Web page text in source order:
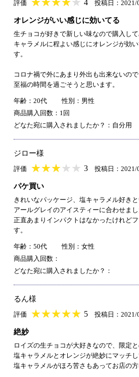
評価 4 投稿日：2021/
オレンジがいい感じに効いてる
生チョコが好きで新しい味なので購入して
キャラメルに程よい感じにオレンジが効
す。
コロナ禍で外にあまり外出も出来ないの
至福の時間を過ごそうと思います。
年齢：20代
性別：男性
商品購入回数：1回
どなた宛に購入されましたか？：自分用
ジロー様
評価 ★★★★★
★★★★★ 3 投稿日：2021/
パケ買い
きれいなパッケージ、塩キャラメル好きと
アールグレイのアイスティーに合わせまし
正直あまりインパクトはなかったけれど
す。
年齢：50代
性別：女性
商品購入回数：
どなた宛に購入されましたか？：
るん様
評価 ★★★★★
★★★★★ 5 投稿日：2021/
絶妙
ロイズの生チョコが大好きなので、限定
塩キャラメルとオレンジが絶妙にマッチ
塩キャラメルがほろ苦さもあってお店の